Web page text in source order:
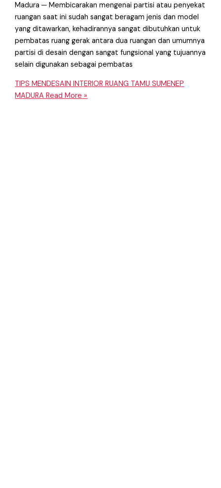
Madura ─ Membicarakan mengenai partisi atau penyekat
ruangan saat ini sudah sangat beragam jenis dan model
yang ditawarkan, kehadirannya sangat dibutuhkan untuk
pembatas ruang gerak antara dua ruangan dan umumnya
partisi di desain dengan sangat fungsional yang tujuannya
selain digunakan sebagai pembatas
TIPS MENDESAIN INTERIOR RUANG TAMU SUMENEP
MADURA Read More »